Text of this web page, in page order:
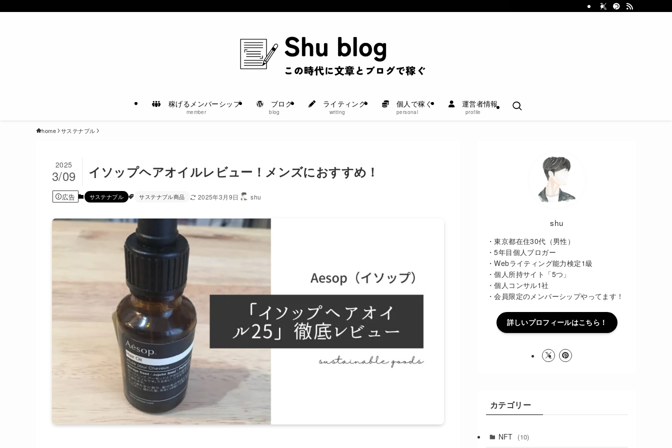
稼げるメンバーシップ
member
ブログ
blog
ライティング
writing
個人で稼ぐ
personal
運営者情報
profile
home サステナブル
イソップヘアオイルレビュー！メンズにおすすめ！
2025
3/09
広告 サステナブル サステナブル商品 2025年3月9日 shu
shu
・東京都在住30代（男性）
・5年目個人ブロガー
・Webライティング能力検定1級
・個人所持サイト「5つ」
・個人コンサル1社
・会員限定のメンバーシップやってます！
詳しいプロフィールはこちら！
カテゴリー
NFT (10)